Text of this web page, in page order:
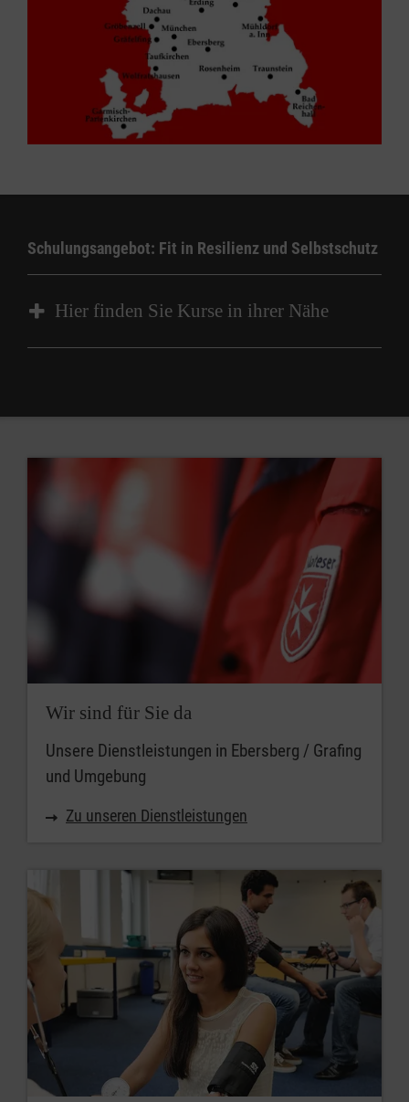
Schulungsangebot: Fit in Resilienz und Selbstschutz
Hier finden Sie Kurse in ihrer Nähe
Kursart
Wann soll der Kurs beginnen?
Zum angegebenen Zeitpunkt
Ort
PLZ
Wir sind für Sie da
Unsere Dienstleistungen in Ebersberg / Grafing
und Umgebung
Zu unseren Dienstleistungen